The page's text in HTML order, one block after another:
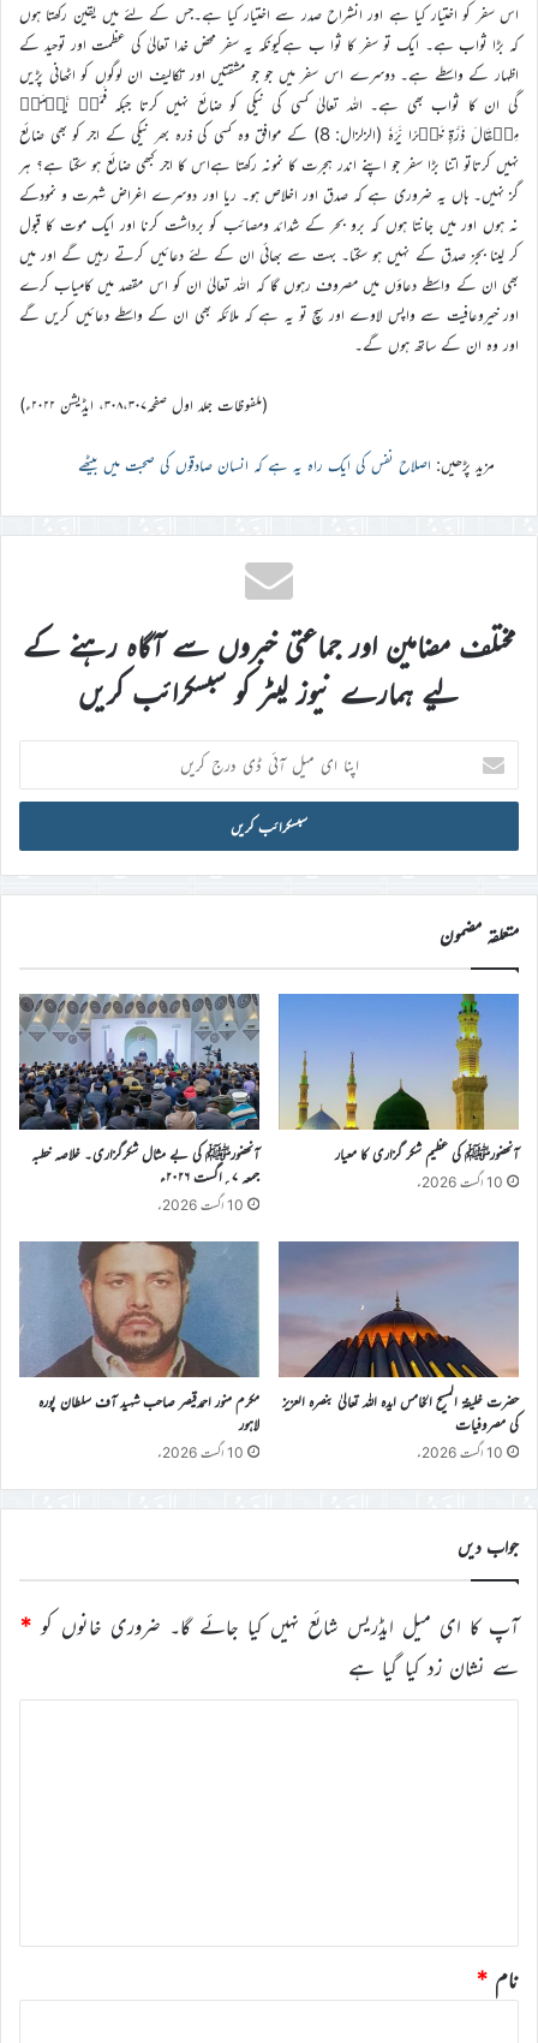
اس سفر کو اختیار کیا ہے اور انشراح صدر سے اختیار کیا ہے۔جس کے لئے میں یقین رکھتا ہوں
کہ بڑا ثواب ہے۔ ایک تو سفر کا ثوا ب ہےکیونکہ یہ سفر محض خدا تعالیٰ کی عظمت اور توحید کے
اظہار کے واسطے ہے۔ دوسرے اس سفر میں جو جو مشقتیں اور تکالیف ان لوگوں کو اٹھانی پڑیں
گی ان کا ثواب بھی ہے۔ اللہ تعالیٰ کسی کی نیکی کو ضائع نہیں کرتا جبکہ فَمَنۡ یَّعۡمَلۡ
مِثۡقَالَ ذَرَّۃٍ خَیۡرًا یَّرَہٗ (الزلزال: 8) کے موافق وہ کسی کی ذرہ بھر نیکی کے اجر کو بھی ضائع
نہیں کرتاتو اتنا بڑا سفر جو اپنے اندر ہجرت کا نمونہ رکھتا ہےاس کا اجر کبھی ضائع ہو سکتا ہے؟ ہر
گز نہیں۔ ہاں یہ ضروری ہے کہ صدق اور اخلاص ہو۔ ریا اور دوسرے اغراض شہرت و نمودکے
نہ ہوں اور میں جانتا ہوں کہ برو بحر کے شدائد ومصائب کو برداشت کرنا اور ایک موت کا قبول
کر لینا بجز صدق کے نہیں ہو سکتا۔ بہت سے بھائی ان کے لئے دعائیں کرتے رہیں گے اور میں
بھی ان کے واسطے دعاؤں میں مصروف رہوں گا کہ اللہ تعالیٰ ان کو اس مقصد میں کامیاب کرے
اور خیروعافیت سے واپس لاوے اور سچ تو یہ ہے کہ ملائکہ بھی ان کے واسطے دعائیں کریں گے
اور وہ ان کے ساتھ ہوں گے۔
(ملفوظات جلد اول صفحہ۳۰۸،۳۰۷، ایڈیشن ۲۰۲۲ء)
مزید پڑھیں: اصلاح نفس کی ایک راہ یہ ہے کہ انسان صادقوں کی صحبت میں بیٹھے
مختلف مضامین اور جماعتی خبروں سے آگاہ رہنے کے
لیے ہمارے نیوز لیٹر کو سبسکرائب کریں
اپنا
ای
میل
ڈی
درج
کریں
متعلقہ مضمون
آنحضورﷺ کی عظیم شکر گزاری کا معیار
10 اگست 2026ء
آنحضورﷺ کی بے مثال شکرگزاری۔ خلاصہ خطبہ
جمعہ ۷؍اگست ۲۰۲۶ء
10 اگست 2026ء
حضرت خلیفۃ المسیح الخامس ایدہ اللہ تعالیٰ بنصرہ العزیز
کی مصروفیات
10 اگست 2026ء
مکرم منور احمدقیصر صاحب شہید آف سلطان پورہ
لاہور
10 اگست 2026ء
جواب دیں
آپ کا ای میل ایڈریس شائع نہیں کیا جائے گا۔ ضروری خانوں کو *
سے نشان زد کیا گیا ہے
نام *